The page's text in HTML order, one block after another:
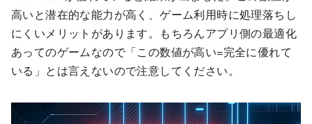
高いと潜在的な能力が高く、ゲーム利用時に処理落ちし
にくいメリットがあります。もちろんアプリ側の最適化
あってのゲームなので「この数値が高い=完全に優れて
いる」とは言えないので注意してください。